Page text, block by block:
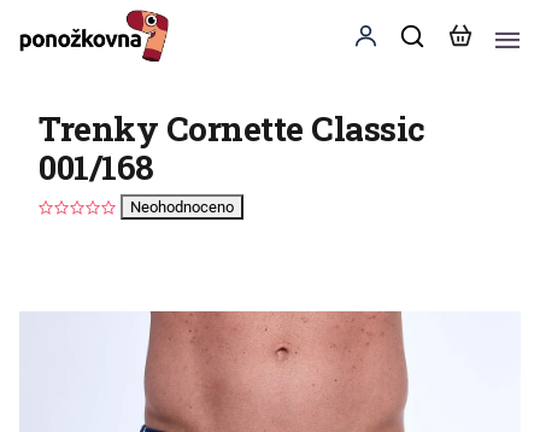
Trenky Cornette Classic
001/168
Neohodnoceno